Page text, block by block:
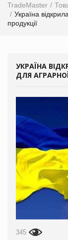
TradeMaster
Україна
продукції
УКРАЇНА
ДЛЯ
345